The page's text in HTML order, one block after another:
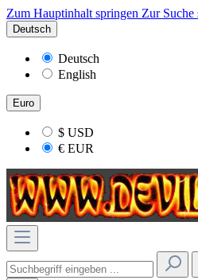
Zum Hauptinhalt springen Zur Suche
Deutsch
Deutsch
English
Euro
$ USD
€ EUR